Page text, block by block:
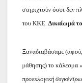
στηριχτούν όσοι δεν
του ΚΚΕ. Δικαίωμά
Ξαναδιαβάσαμε
μάθησης) το κάλεσμα
προεκλογική